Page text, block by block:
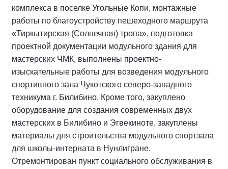
комплекса в поселке Угольные Копи, монтажные
работы по благоустройству пешеходного маршрута
«Тиркытирская (Солнечная) тропа», подготовка
проектной документации модульного здания для
мастерских ЧМК, выполнены проектно-
изыскательные работы для возведения модульного
спортивного зала Чукотского северо-западного
техникума г. Билибино. Кроме того, закуплено
оборудование для создания современных двух
мастерских в Билибино и Эгвекиноте, закуплены
материалы для строительства модульного спортзала
для школы-интерната в Нунлигране.
Отремонтирован пункт социального обслуживания в